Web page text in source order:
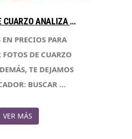
➤ FOTOS DE CUARZO ANALIZA PRECIOS AL COMPRAR CON LIBRERIAESOTERICA.NET
EN PRECIOS PARA
FOTOS DE CUARZO
TE DEJAMOS
BUSCAR …
VER MÁS